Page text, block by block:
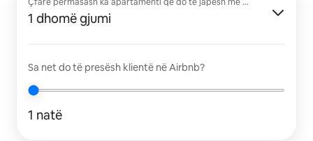
1 dhomë gjumi
Sa net do të presësh klientë në Airbnb?
1 natë